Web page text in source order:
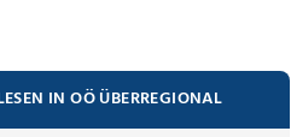
IN OÖ ÜBERREGIONAL